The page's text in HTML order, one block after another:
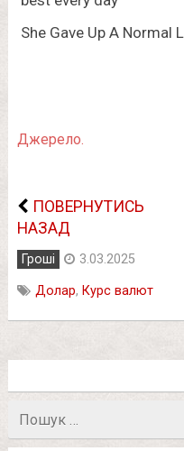
Джерело.
ПОВЕРНУТИСЬ
НАЗАД
Гроші 3.03.2025
Долар, Курс валют